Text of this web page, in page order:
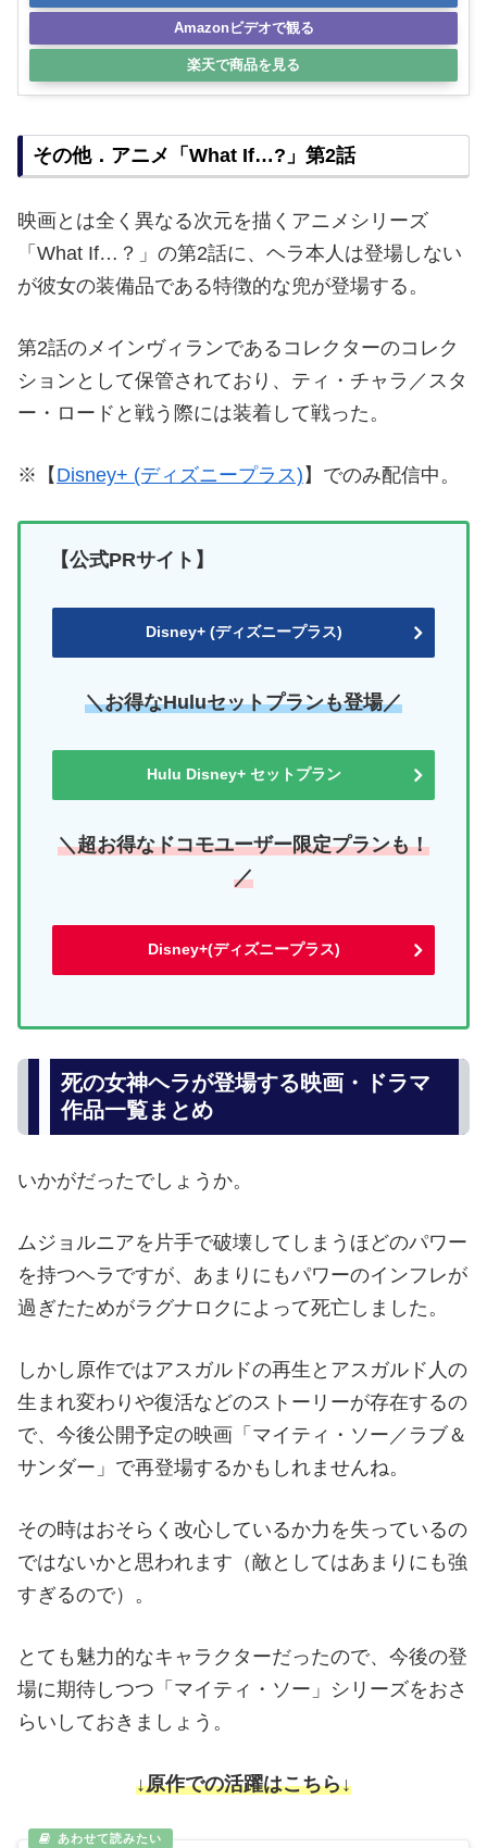
Amazonビデオで観る
楽天で商品を見る
その他．アニメ「What If…?」第2話
映画とは全く異なる次元を描くアニメシリーズ
「What If…？」の第2話に、ヘラ本人は登場しない
が彼女の装備品である特徴的な兜が登場する。
第2話のメインヴィランであるコレクターのコレク
ションとして保管されており、ティ・チャラ／スタ
ー・ロードと戦う際には装着して戦った。
※【 Disney+ (ディズニープラス) 】でのみ配信中。
【公式PRサイト】
Disney+ (ディズニープラス)
＼お得なHuluセットプランも登場／
Hulu Disney+ セットプラン
＼超お得なドコモユーザー限定プランも！
／
Disney+(ディズニープラス)
死の女神ヘラが登場する映画・ドラマ
作品一覧まとめ
いかがだったでしょうか。
ムジョルニアを片手で破壊してしまうほどのパワー
を持つヘラですが、あまりにもパワーのインフレが
過ぎたためがラグナロクによって死亡しました。
しかし原作ではアスガルドの再生とアスガルド人の
生まれ変わりや復活などのストーリーが存在するの
で、今後公開予定の映画「マイティ・ソー／ラブ＆
サンダー」で再登場するかもしれませんね。
その時はおそらく改心しているか力を失っているの
ではないかと思われます（敵としてはあまりにも強
すぎるので）。
とても魅力的なキャラクターだったので、今後の登
場に期待しつつ「マイティ・ソー」シリーズをおさ
らいしておきましょう。
↓原作での活躍はこちら↓